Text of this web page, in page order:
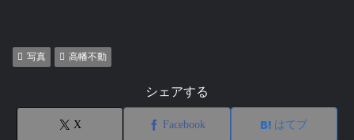
写真 高幡不動
シェアする
X Facebook はてブ